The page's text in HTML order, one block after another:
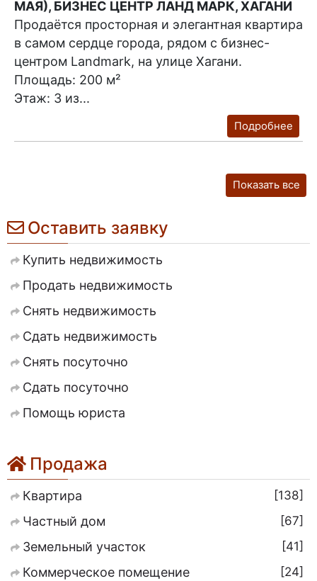
Оставить заявку
Купить недвижимость
Продать недвижимость
Снять недвижимость
Сдать недвижимость
Снять посуточно
Сдать посуточно
Помощь юриста
Продажа
Квартира
138
Частный дом
67
Земельный участок
41
Коммерческое помещение
24
МАЯ), БИЗНЕС ЦЕНТР ЛАНД МАРК, ХАГАНИ
Продаётся просторная и элегантная квартира
в самом сердце города, рядом с бизнес-
центром Landmark, на улице Хагани.
Площадь: 200 м²
Этаж: 3 из...
Подробнее
Показать все